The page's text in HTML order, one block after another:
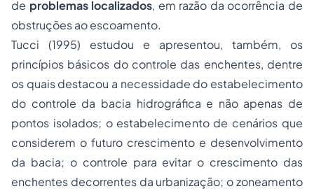
de problemas localizados, em razão da ocorrência de
obstruções ao escoamento.
Tucci (1995) estudou e apresentou, também, os
princípios básicos do controle das enchentes, dentre
os quais destacou a necessidade do estabelecimento
do controle da bacia hidrográfica e não apenas de
pontos isolados; o estabelecimento de cenários que
considerem o futuro crescimento e desenvolvimento
da bacia; o controle para evitar o crescimento das
enchentes decorrentes da urbanização; o zoneamento